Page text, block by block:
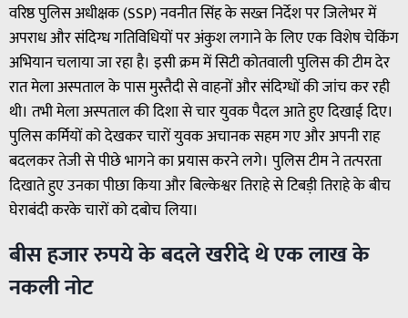
वरिष्ठ पुलिस अधीक्षक (SSP) नवनीत सिंह के सख्त निर्देश पर जिलेभर में
अपराध और संदिग्ध गतिविधियों पर अंकुश लगाने के लिए एक विशेष चेकिंग
अभियान चलाया जा रहा है। इसी क्रम में सिटी कोतवाली पुलिस की टीम देर
रात मेला अस्पताल के पास मुस्तैदी से वाहनों और संदिग्धों की जांच कर रही
थी। तभी मेला अस्पताल की दिशा से चार युवक पैदल आते हुए दिखाई दिए।
पुलिस कर्मियों को देखकर चारों युवक अचानक सहम गए और अपनी राह
बदलकर तेजी से पीछे भागने का प्रयास करने लगे। पुलिस टीम ने तत्परता
दिखाते हुए उनका पीछा किया और बिल्केश्वर तिराहे से टिबड़ी तिराहे के बीच
घेराबंदी करके चारों को दबोच लिया।
बीस हजार रुपये के बदले खरीदे थे एक लाख के
नकली नोट